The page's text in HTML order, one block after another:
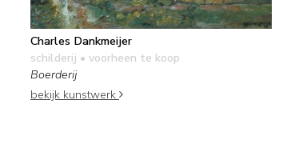
Charles Dankmeijer
schilderij • voorheen te koop
Boerderij
bekijk kunstwerk